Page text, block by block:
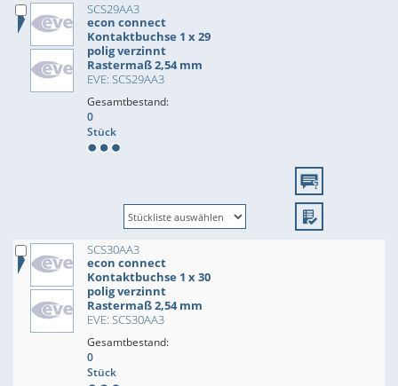
SCS29AA3
econ connect
Kontaktbuchse 1 x 29
polig verzinnt
Rastermaß 2,54 mm
EVE: SCS29AA3
Gesamtbestand:
0
Stück
SCS30AA3
econ connect
Kontaktbuchse 1 x 30
polig verzinnt
Rastermaß 2,54 mm
EVE: SCS30AA3
Gesamtbestand:
0
Stück